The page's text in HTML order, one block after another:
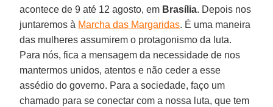
acontece de 9 até 12 agosto, em Brasília. Depois nos
juntaremos à Marcha das Margaridas. É uma maneira
das mulheres assumirem o protagonismo da luta.
Para nós, fica a mensagem da necessidade de nos
mantermos unidos, atentos e não ceder a esse
assédio do governo. Para a sociedade, faço um
chamado para se conectar com a nossa luta, que tem